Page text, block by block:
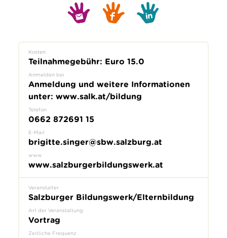
Kosten
Teilnahmegebühr: Euro 15.0
Anmelden bei
Anmeldung und weitere Informationen
unter: www.salk.at/bildung
Telefon
0662 872691 15
E-Mail
brigitte.singer@sbw.salzburg.at
www
www.salzburgerbildungswerk.at
Veranstalter
Salzburger Bildungswerk/Elternbildung
Art der Veranstaltung
Vortrag
Zeitliche Frequenz